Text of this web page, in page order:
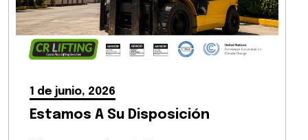
1 de junio, 2026
Estamos A Su Disposición